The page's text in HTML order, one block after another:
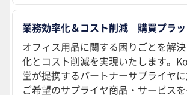
業務効率化＆コスト削減 購買プラ
オフィス用品に関する困りごとを解
化とコスト削減を実現いたします。
堂が提携するパートナーサプライヤ
ご希望のサプライヤ商品・サービス